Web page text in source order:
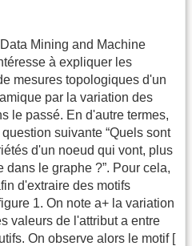
Mining and Machine
à expliquer les
mesures topologiques d'un
par la variation des
le passé. En d'autre termes,
suivante “Quels sont
d'un noeud qui vont, plus
le graphe ?”. Pour cela,
d'extraire des motifs
1. On note a+ la variation
valeurs de l'attribut a entre
On observe alors le motif [